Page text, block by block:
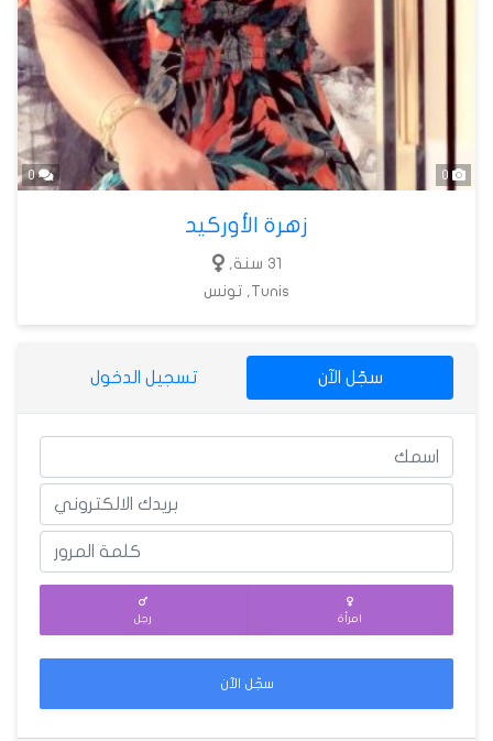
0
زهرة الأوركيد
31 سنة,
Tunis, تونس
سجّل الآن تسجيل الدخول
امرأة رجل
سجّل الآن